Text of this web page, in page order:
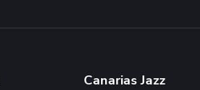
Canarias Jazz